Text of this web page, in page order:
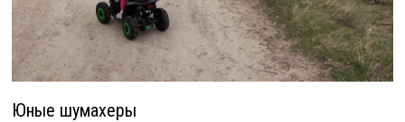
Юные шумахеры